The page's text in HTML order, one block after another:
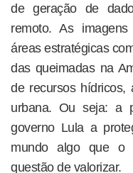
de geração de
remoto. As
áreas estratégicas
das queimadas na
de recursos hídricos,
urbana. Ou seja: a
governo Lula a
mundo algo que o
questão de valorizar.